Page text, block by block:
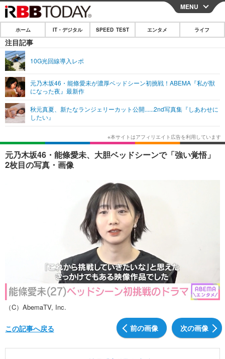
CLOSE
ホーム
IT・デジタル
ネタ
ショッピング その他
SPEED TEST
エンタメ
エンタメTOP
韓国・芸能
音楽 スポーツ
ライフ
ライフTOP グルメ
ペット ショッピング
リリース一覧
プッシュ通知の停止方法
MENU
ホーム IT・デジタル SPEED TEST エンタメ ライフ
注目記事
10G光回線導入レポ
元乃木坂46・能條愛未が濃厚ベッドシーン初挑戦！ABEMA『私が獣
になった夜』最新作
秋元真夏、新たなランジェリーカット公開......2nd写真集『しあわせに
したい』
元乃木坂46・能條愛未、大胆ベッドシーンで「強い覚悟」
2枚目の写真・画像
（C）AbemaTV, Inc.
前の画像 次の画像
この記事へ戻る